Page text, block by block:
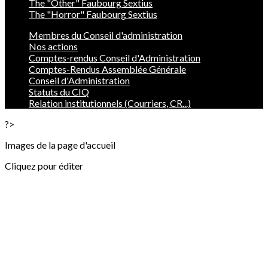
The "Other" Faubourg Sextius
The "Horror" Faubourg Sextius
Membres du Conseil d'administration
Nos actions
Comptes-rendus Conseil d'Administration
Comptes-Rendus Assemblée Générale
Conseil d'Administration
Statuts du CIQ
Relation institutionnels (Courriers, CR...)
?>
Images de la page d'accueil
Cliquez pour éditer